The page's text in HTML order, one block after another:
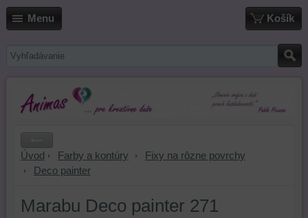
Menu Košík
Úvod Farby a kontúry
Fixy na rôzne povrchy
Deco painter
Marabu Deco painter 271